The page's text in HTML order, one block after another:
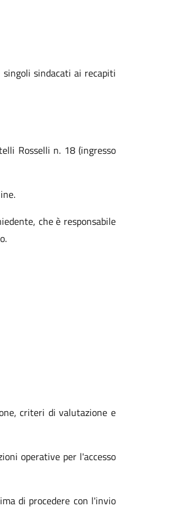
sindacati ai recapiti
Rosselli n. 18 (ingresso
che è responsabile
criteri di valutazione e
operative per l'accesso
di procedere con l'invio